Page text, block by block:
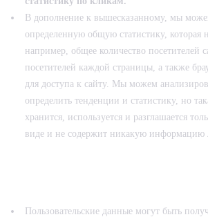
В дополнение к вышесказанному, мы
определенную общую статистику, которая
например, общее количество посетителей
посетителей каждой страницы, а также
для доступа к сайту. Мы можем
определить тенденции и статистику, но
хранится, используется и разглашается
виде и не содержит никакую информацию
Пользовательские данные могут быть